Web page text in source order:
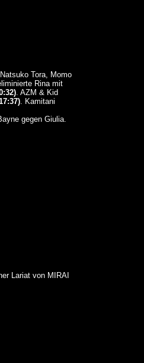
Tora, Momo
Rina mit
. AZM & Kid
. Kamitani
gegen Giulia.
Lariat von MIRAI